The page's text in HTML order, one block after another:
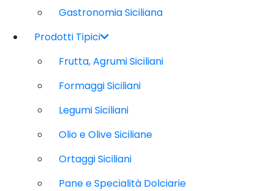
Gastronomia Siciliana
Prodotti Tipici
Frutta, Agrumi Siciliani
Formaggi Siciliani
Legumi Siciliani
Olio e Olive Siciliane
Ortaggi Siciliani
Pane e Specialità Dolciarie